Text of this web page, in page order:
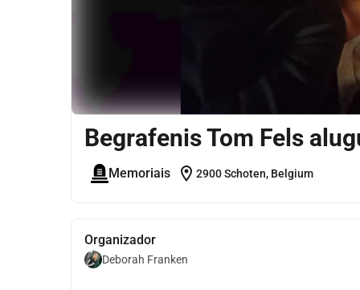
Begrafenis Tom Fels
Memoriais location_on 2900 Schoten, Belgium
Organizador
Deborah Franken